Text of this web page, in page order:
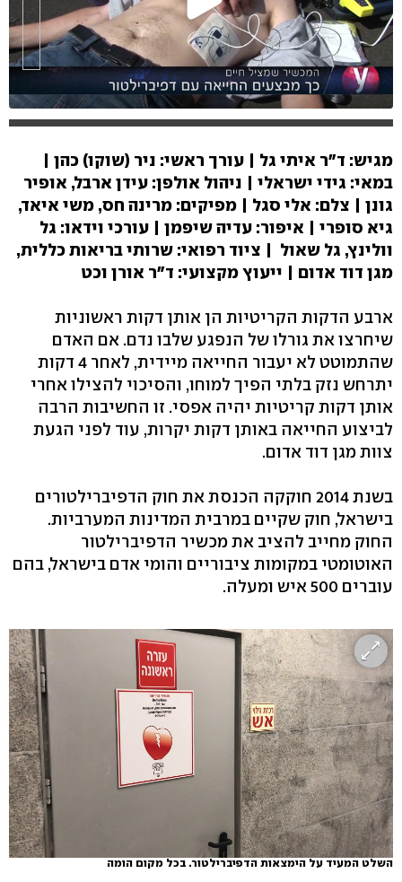
מגיש: ד"ר איתי גל | עורך ראשי: ניר (שוקו) כהן |
במאי: גידי ישראלי | ניהול אולפן: עידן ארבל, אופיר
גונן | צלם: אלי סגל | מפיקים: מרינה חס, משי איאד,
גיא סופרי | איפור: עדיה שיפמן | עורכי וידאו: גל
וולינץ, גל שאול | ציוד רפואי: שרותי בריאות כללית,
מגן דוד אדום | ייעוץ מקצועי: ד"ר אורן וכט
ארבע הדקות הקריטיות הן אותן דקות ראשוניות
שיחרצו את גורלו של הנפגע שלבו נדם. אם האדם
שהתמוטט לא יעבור החייאה מיידית, לאחר 4 דקות
יתרחש נזק בלתי הפיך למוחו, והסיכוי להצילו אחרי
אותן דקות קריטיות יהיה אפסי. זו החשיבות הרבה
לביצוע החייאה באותן דקות יקרות, עוד לפני הגעת
צוות מגן דוד אדום.
בשנת 2014 חוקקה הכנסת את חוק הדפיברילטורים
בישראל, חוק שקיים במרבית המדינות המערביות.
החוק מחייב להציב את מכשיר הדפיברילטור
האוטומטי במקומות ציבוריים והומי אדם בישראל, בהם
עוברים 500 איש ומעלה.
השלט המעיד על הימצאות הדפיברילטור. בכל מקום הומה